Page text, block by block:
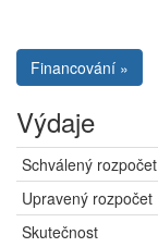
Financování »
Výdaje
Schválený rozpočet
Upravený rozpočet
Skutečnost